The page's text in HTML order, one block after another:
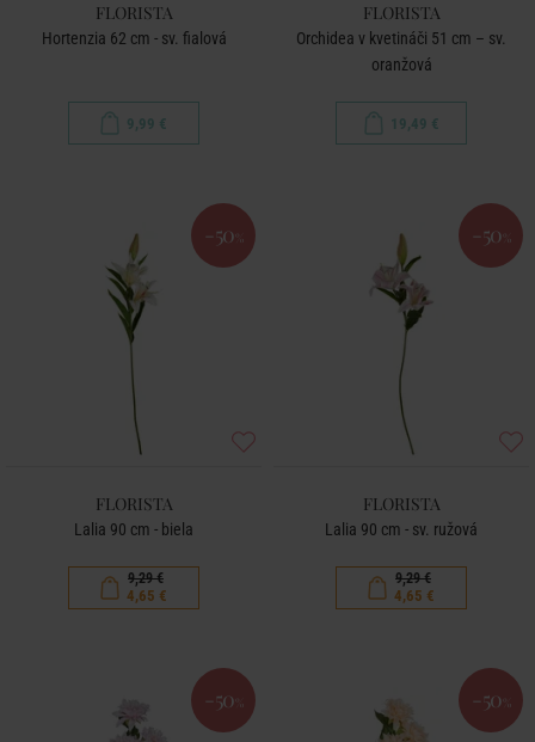
FLORISTA
Hortenzia 62 cm - sv. fialová
9,99 €
FLORISTA
Orchidea v kvetináči 51 cm – sv.
oranžová
19,49 €
-50 %
FLORISTA
Lalia 90 cm - biela
9,29 €
4,65 €
-50 %
FLORISTA
Lalia 90 cm - sv. ružová
9,29 €
4,65 €
-50 % -50 %